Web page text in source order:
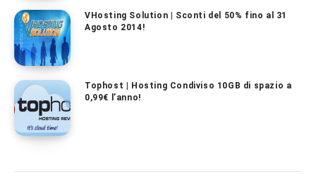
VHosting Solution | Sconti del 50% fino al 31
Agosto 2014!
Tophost | Hosting Condiviso 10GB di spazio a
0,99€ l’anno!